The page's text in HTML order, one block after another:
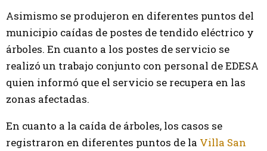
Asimismo se produjeron en diferentes puntos del
municipio caídas de postes de tendido eléctrico y
árboles. En cuanto a los postes de servicio se
realizó un trabajo conjunto con personal de EDESA
quien informó que el servicio se recupera en las
zonas afectadas.
En cuanto a la caída de árboles, los casos se
registraron en diferentes puntos de la Villa San